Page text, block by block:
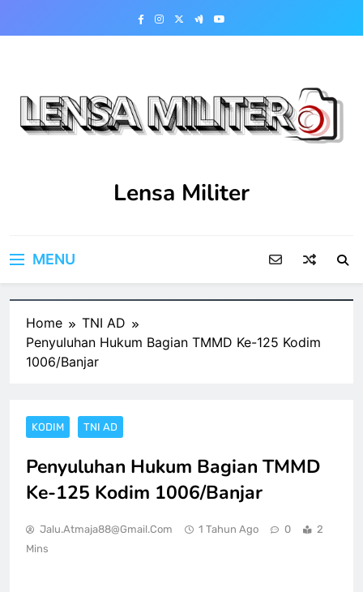
Lensa Militer
MENU
Home
TNI AD
Penyuluhan Hukum Bagian TMMD Ke-125 Kodim
1006/Banjar
KODIM TNI AD
Penyuluhan Hukum Bagian TMMD
Ke-125 Kodim 1006/Banjar
Jalu.atmaja88@gmail.com 1 Tahun Ago 0
2
Mins